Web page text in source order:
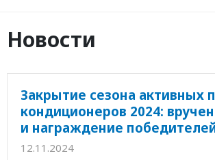
Новости
Закрытие сезона активных
кондиционеров 2024:
и награждение
12.11.2024